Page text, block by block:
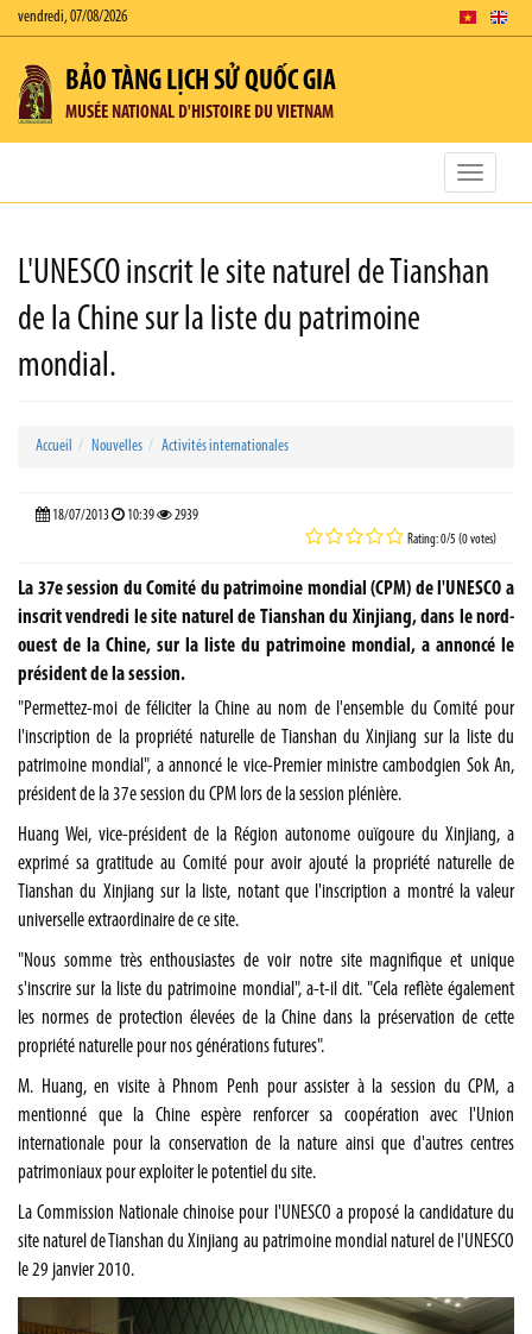
vendredi, 07/08/2026
BẢO TÀNG LỊCH SỬ QUỐC GIA
MUSÉE NATIONAL D'HISTOIRE DU VIETNAM
Toggle
L'UNESCO inscrit le site naturel de Tianshan
de la Chine sur la liste du patrimoine
mondial.
Accueil Nouvelles Activités internationales
18/07/2013 10:39 2939
Rating: 0/5 (0 votes)
La 37e session du Comité du patrimoine mondial (CPM) de l'UNESCO a
inscrit vendredi le site naturel de Tianshan du Xinjiang, dans le nord-
ouest de la Chine, sur la liste du patrimoine mondial, a annoncé le
président de la session.
"Permettez-moi de féliciter la Chine au nom de l'ensemble du Comité pour
l'inscription de la propriété naturelle de Tianshan du Xinjiang sur la liste du
patrimoine mondial", a annoncé le vice-Premier ministre cambodgien Sok An,
président de la 37e session du CPM lors de la session plénière.
Huang Wei, vice-président de la Région autonome ouïgoure du Xinjiang, a
exprimé sa gratitude au Comité pour avoir ajouté la propriété naturelle de
Tianshan du Xinjiang sur la liste, notant que l'inscription a montré la valeur
universelle extraordinaire de ce site.
"Nous somme très enthousiastes de voir notre site magnifique et unique
s'inscrire sur la liste du patrimoine mondial", a-t-il dit. "Cela reflète également
les normes de protection élevées de la Chine dans la préservation de cette
propriété naturelle pour nos générations futures".
M. Huang, en visite à Phnom Penh pour assister à la session du CPM, a
mentionné que la Chine espère renforcer sa coopération avec l'Union
internationale pour la conservation de la nature ainsi que d'autres centres
patrimoniaux pour exploiter le potentiel du site.
La Commission Nationale chinoise pour l'UNESCO a proposé la candidature du
site naturel de Tianshan du Xinjiang au patrimoine mondial naturel de l'UNESCO
le 29 janvier 2010.